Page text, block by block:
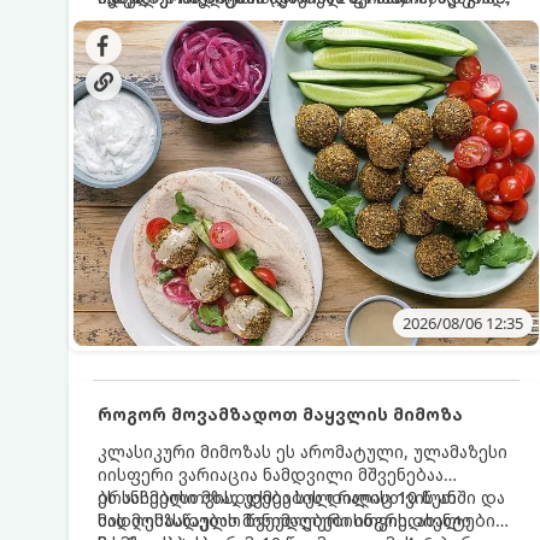
სალათებთან ერთად ან ტახინის (სესამის)
სოუსთან მირთმევისთვის.
იდეალურად შეინარჩუნოს და არ დაიშალოს.
დრო: 10–15 წუთი ულუფა: 20–24 ცალი ბურთულა
(4–6 პორცია)
2026/08/06 12:35
როგორ მოვამზადოთ მაყვლის მიმოზა
კლასიკური მიმოზას ეს არომატული, ულამაზესი
იისფერი ვარიაცია ნამდვილი მშვენებაა
ბრანჩებისთვის, უქმეების დილისთვის ან
სადღესასწაულო წვეულებებისთვის. ახალი
ეს სასმელი მზადდება სულ რაღაც 10 წუთში და
მის მომზადებას მინიმალური ინგრედიენტები